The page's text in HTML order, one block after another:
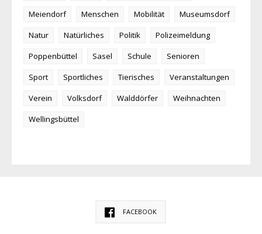
Meiendorf
Menschen Mobilität
Museumsdorf
Natur
Natürliches Politik
Polizeimeldung
Poppenbüttel
Sasel Schule
Senioren
Sport
Sportliches Tierisches
Veranstaltungen
Verein
Volksdorf Walddörfer
Weihnachten
Wellingsbüttel
FACEBOOK